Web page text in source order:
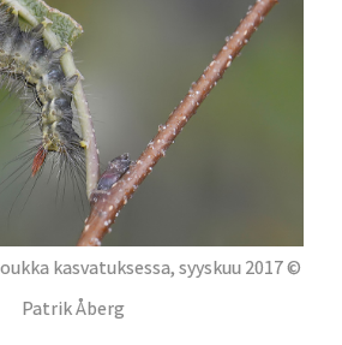
kasvatuksessa, syyskuu 2017 ©
Patrik Åberg